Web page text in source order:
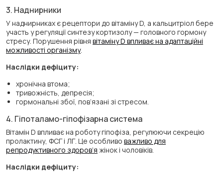
3. Наднирники
У наднирниках є рецептори до вітаміну D, а кальцитріол бере
участь у регуляції синтезу кортизолу — головного гормону
стресу. Порушення рівня вітаміну D впливає на адаптаційні
можливості організму.
Наслідки дефіциту:
хронічна втома;
тривожність, депресія;
гормональні збої, пов’язані зі стресом.
4. Гіпоталамо-гіпофізарна система
Вітамін D впливає на роботу гіпофіза, регулюючи секрецію
пролактину, ФСГ і ЛГ. Це особливо важливо для
репродуктивного здоров’я жінок і чоловіків.
Наслідки дефіциту: